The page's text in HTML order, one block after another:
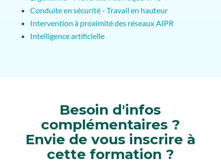
Conduite en sécurité - Travail en hauteur
Intervention à proximité des réseaux AIPR
Intelligence artificielle
Besoin d'infos
complémentaires ?
Envie de vous inscrire à
cette formation ?